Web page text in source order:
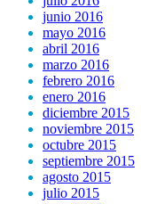
junio 2016
mayo 2016
abril 2016
marzo 2016
febrero 2016
enero 2016
diciembre 2015
noviembre 2015
octubre 2015
septiembre 2015
agosto 2015
julio 2015